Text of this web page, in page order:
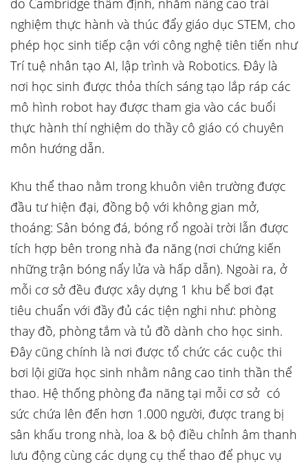
do Cambridge thẩm định, nhằm nâng cao trải
nghiệm thực hành và thúc đẩy giáo dục STEM, cho
phép học sinh tiếp cận với công nghệ tiên tiến như
Trí tuệ nhân tạo AI, lập trình và Robotics. Đây là
nơi học sinh được thỏa thích sáng tạo lắp ráp các
mô hình robot hay được tham gia vào các buổi
thực hành thí nghiệm do thầy cô giáo có chuyên
môn hướng dẫn.
Khu thể thao nằm trong khuôn viên trường được
đầu tư hiện đại, đồng bộ với không gian mở,
thoáng: Sân bóng đá, bóng rổ ngoài trời lẫn được
tích hợp bên trong nhà đa năng (nơi chứng kiến
những trận bóng nẩy lửa và hấp dẫn). Ngoài ra, ở
mỗi cơ sở đều được xây dựng 1 khu bể bơi đạt
tiêu chuẩn với đầy đủ các tiện nghi như: phòng
thay đồ, phòng tắm và tủ đồ dành cho học sinh.
Đây cũng chính là nơi được tổ chức các cuộc thi
bơi lội giữa học sinh nhằm nâng cao tinh thần thể
thao. Hệ thống phòng đa năng tại mỗi cơ sở có
sức chứa lên đến hơn 1.000 người, được trang bị
sân khấu trong nhà, loa & bộ điều chỉnh âm thanh
lưu động cùng các dụng cụ thể thao để phục vụ